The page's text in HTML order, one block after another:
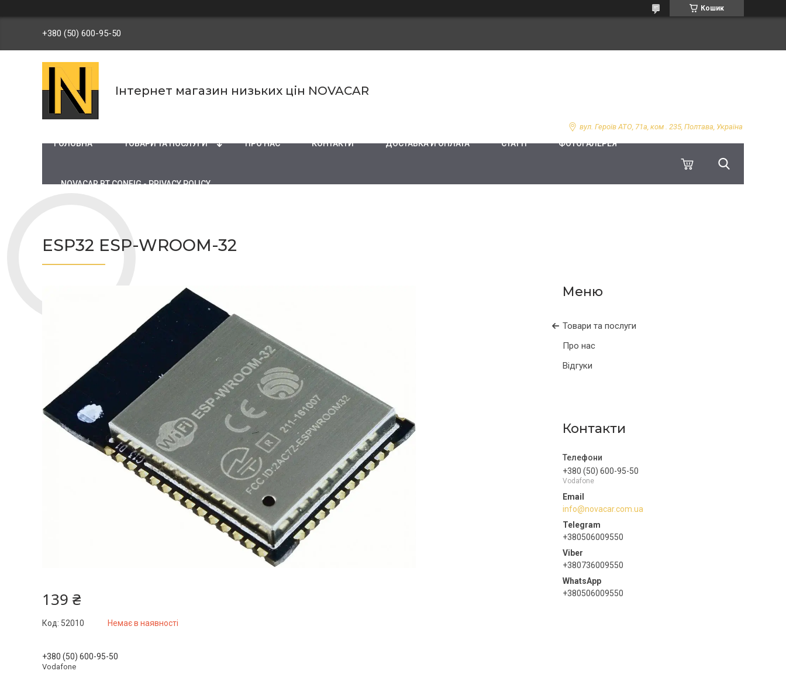
Кошик
+380 (50) 600-95-50
Інтернет магазин низьких цін NOVACAR
вул. Героїв АТО, 71а, ком . 235, Полтава, Україна
ГОЛОВНА ТОВАРИ ТА ПОСЛУГИ ПРО НАС КОНТАКТИ ДОСТАВКА И ОПЛАТА СТАТТІ ФОТОГАЛЕРЕЯ
NOVACAR BT CONFIG - PRIVACY POLICY
ESP32 ESP-WROOM-32
Товари та послуги
Про нас
Відгуки
Контакти
+380 (50) 600-95-50
Vodafone
info@novacar.com.ua
+380506009550
+380736009550
+380506009550
139 ₴
Немає в наявності
Код: 52010
+380 (50) 600-95-50
Vodafone